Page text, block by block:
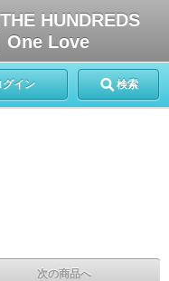
HUNDREDS
One Love
グイン 検索
次の商品へ